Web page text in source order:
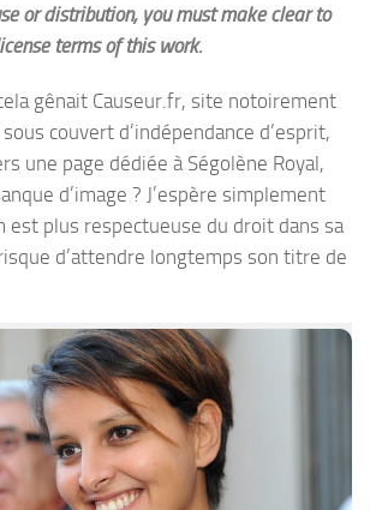
or distribution, you must make clear to
terms of this work.
gênait Causeur.fr, site notoirement
couvert d’indépendance d’esprit,
une page dédiée à Ségolène Royal,
d’image ? J’espère simplement
est plus respectueuse du droit dans sa
d’attendre longtemps son titre de